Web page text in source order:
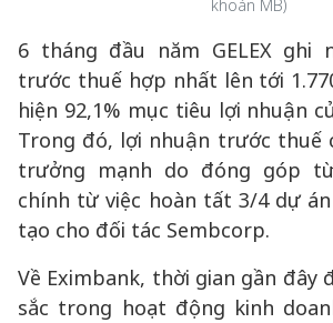
khoán MB)
6 tháng đầu năm GELEX ghi
trước thuế hợp nhất lên tới
hiện 92,1% mục tiêu lợi nhuận
Trong đó, lợi nhuận trước thuế
trưởng mạnh do đóng góp
chính từ việc hoàn tất 3/4 dự
tạo cho đối tác Sembcorp.
Về Eximbank, thời gian gần đây
sắc trong hoạt động kinh